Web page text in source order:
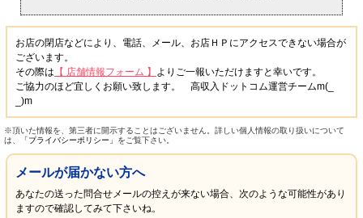
お店の閉店などにより、電話、メール、お店ＨＰにアクセスできない場合が
ございます。
その際は 【 店舗情報フォーム 】
よりご一報いただけますと幸いです。
ご協力のほど宜しくお願い致します。 高収入ドットコム運営チームm(_
_)m
※頂いた情報を、第三者に開示することはございません。詳しい個人情報の取り扱いについて
は、
「プライバシーポリシー」 をご覧下さい。
メールが届かない方へ
あなたの送った問合せメールの控えが来ない場合、次のような可能性があり
ますので確認してみて下さいね。